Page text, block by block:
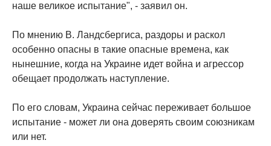
наше великое испытание", - заявил он.
По мнению В. Ландсбергиса, раздоры и раскол
особенно опасны в такие опасные времена, как
нынешние, когда на Украине идет война и агрессор
обещает продолжать наступление.
По его словам, Украина сейчас переживает большое
испытание - может ли она доверять своим союзникам
или нет.